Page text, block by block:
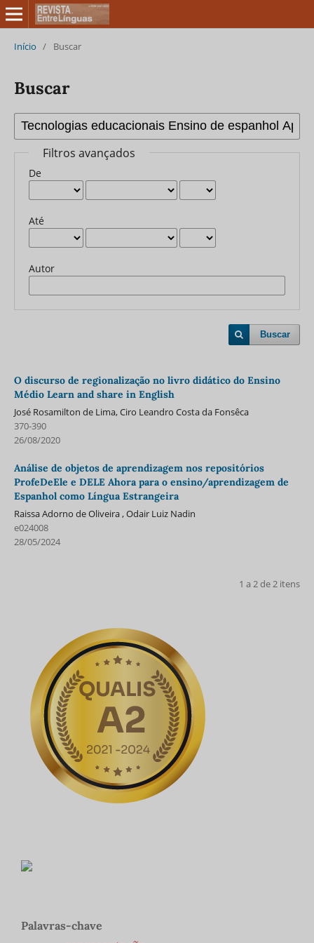
Início / Buscar
Buscar
Filtros avançados
De
Até
Autor
Buscar
O discurso de regionalização no livro didático do Ensino
Médio Learn and share in English
José Rosamilton de Lima, Ciro Leandro Costa da Fonsêca
370-390
26/08/2020
Análise de objetos de aprendizagem nos repositórios
ProfeDeEle e DELE Ahora para o ensino/aprendizagem de
Espanhol como Língua Estrangeira
Raissa Adorno de Oliveira , Odair Luiz Nadin
e024008
28/05/2024
1 a 2 de 2 itens
Palavras-chave